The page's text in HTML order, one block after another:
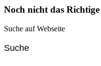
Noch nicht das
Suche auf Webseite